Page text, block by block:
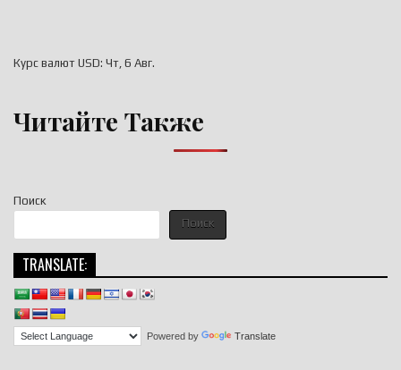
Поиск
Поиск
TRANSLATE:
Powered by Translate
Курс валют USD: Чт, 6 Авг.
Читайте Также